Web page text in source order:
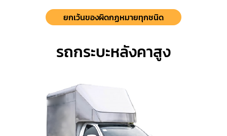
ยกเว้นของผิดกฏหมายทุกชนิด
รถกระบะหลังคาสูง